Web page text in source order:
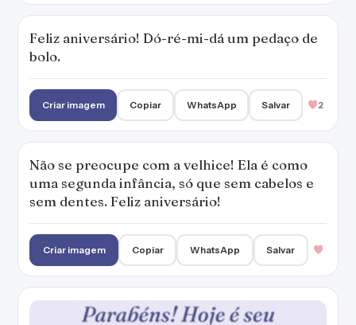
Feliz aniversário! Dó-ré-mi-dá um pedaço de
bolo.
Criar imagem Copiar WhatsApp Salvar 2
Não se preocupe com a velhice! Ela é como
uma segunda infância, só que sem cabelos e
sem dentes. Feliz aniversário!
Criar imagem Copiar WhatsApp Salvar